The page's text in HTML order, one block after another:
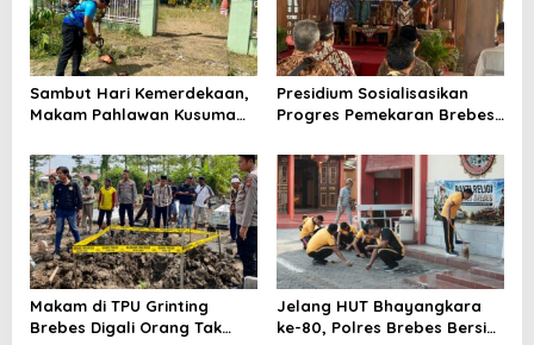
Sambut Hari Kemerdekaan,
Makam Pahlawan Kusuma
Dibersihkan
Presidium Sosialisasikan
Progres Pemekaran Brebes
Pansus DPRD Jateng Jadi
Tahap Berikutnya
Makam di TPU Grinting
Brebes Digali Orang Tak
Jelang HUT Bhayangkara
ke-80, Polres Brebes Bersih-